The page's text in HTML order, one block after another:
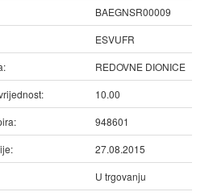
BAEGNSR00009
ESVUFR
REDOVNE DIONICE
10.00
948601
27.08.2015
U trgovanju